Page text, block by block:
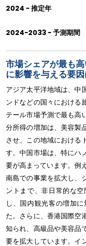
2024 - 推定年
2024-2033 - 予測期間
市場シェアが最も
に影響を与える要
アジア太平洋地域は、中
ンドなどの国々における
テール市場予測で最も高
分所得の増加は、美容製
させ、この地域における
す。中国市場は、特にハ
要が高まっています。例
南島での事業を拡大し、
ントまで、非日常的な
し、国内観光客の増加
た。さらに、香港国際空
知られ、高級品や美容品
要を拡大しています。イ